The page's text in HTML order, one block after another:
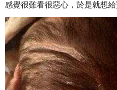
感覺很難看很惡心，於是就想給